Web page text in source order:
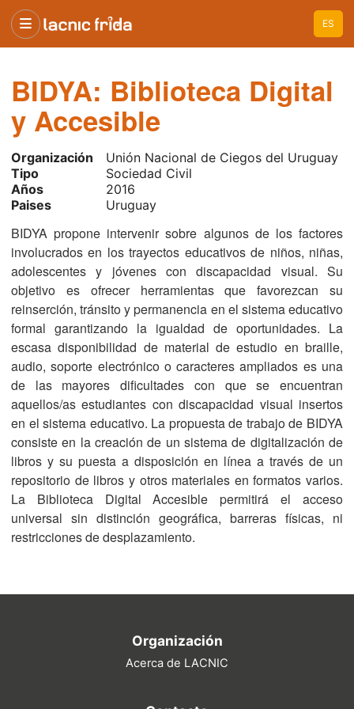
ES
BIDYA: Biblioteca Digital
y Accesible
Organización
Unión Nacional de Ciegos del Uruguay
Tipo
Sociedad Civil
Años
2016
Paises
Uruguay
BIDYA propone intervenir sobre algunos de los factores
involucrados en los trayectos educativos de niños, niñas,
adolescentes y jóvenes con discapacidad visual. Su
objetivo es ofrecer herramientas que favorezcan su
reinserción, tránsito y permanencia en el sistema educativo
formal garantizando la igualdad de oportunidades. La
escasa disponibilidad de material de estudio en braille,
audio, soporte electrónico o caracteres ampliados es una
de las mayores dificultades con que se encuentran
aquellos/as estudiantes con discapacidad visual insertos
en el sistema educativo. La propuesta de trabajo de BIDYA
consiste en la creación de un sistema de digitalización de
libros y su puesta a disposición en línea a través de un
repositorio de libros y otros materiales en formatos varios.
La Biblioteca Digital Accesible permitirá el acceso
universal sin distinción geográfica, barreras físicas, ni
restricciones de desplazamiento.
Organización
Acerca de LACNIC